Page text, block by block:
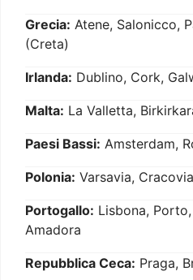
Grecia: Atene, Salonicco,
(Creta)
Irlanda: Dublino, Cork,
Malta: La Valletta,
Paesi Bassi: Amsterdam,
Polonia: Varsavia,
Portogallo: Lisbona,
Amadora
Repubblica Ceca: Praga,